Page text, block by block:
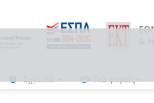
Σχετικά Για φορείς